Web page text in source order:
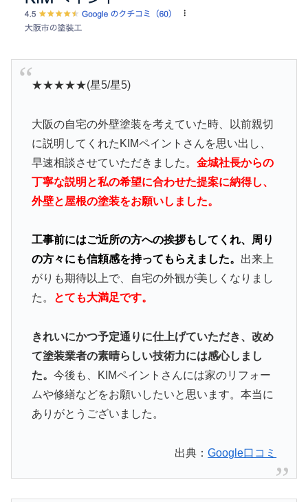
★★★★★(星5/星5)
大阪の自宅の外壁塗装を考えていた時、以前親切
に説明してくれたKIMペイントさんを思い出し、
早速相談させていただきました。 金城社長からの
丁寧な説明と私の希望に合わせた提案に納得し、
外壁と屋根の塗装をお願いしました。
工事前にはご近所の方への挨拶もしてくれ、周り
の方々にも信頼感を持ってもらえました。 出来上
がりも期待以上で、自宅の外観が美しくなりまし
た。
とても大満足です。
きれいにかつ予定通りに仕上げていただき、改め
て塗装業者の素晴らしい技術力には感心しまし
た。 今後も、KIMペイントさんには家のリフォー
ムや修繕などをお願いしたいと思います。本当に
ありがとうございました。
出典：Google口コミ